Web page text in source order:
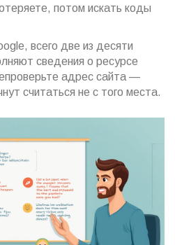
потом искать коды
всего две из десяти
сведения о ресурсе
адрес сайта —
считаться не с того места.